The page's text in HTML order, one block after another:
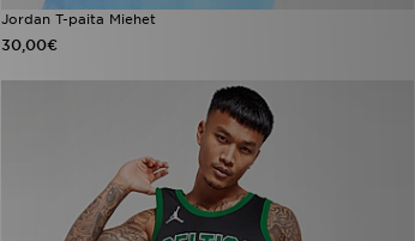
Jordan T-paita Miehet
30,00€